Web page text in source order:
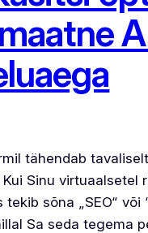
tähendab
Sinu
sõna „SEO“
Sa seda tegema